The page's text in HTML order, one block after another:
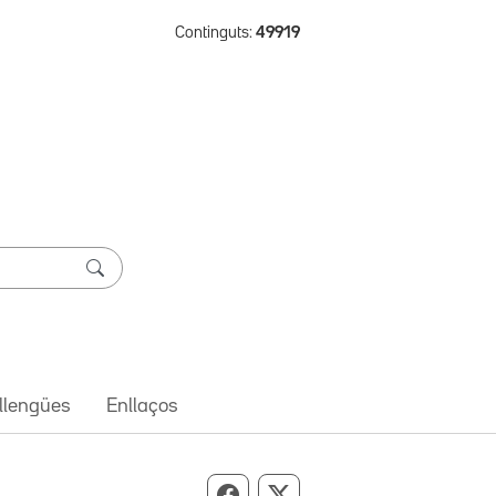
Continguts: 49919
Enllaços